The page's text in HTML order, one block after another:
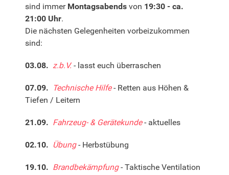
sind immer Montagsabends von 19:30 - ca.
21:00 Uhr.
Die nächsten Gelegenheiten vorbeizukommen
sind:
03.08. z.b.V.- lasst euch überraschen
07.09. Technische Hilfe- Retten aus Höhen &
Tiefen / Leitern
21.09. Fahrzeug- & Gerätekunde- aktuelles
02.10. Übung- Herbstübung
19.10. Brandbekämpfung- Taktische Ventilation